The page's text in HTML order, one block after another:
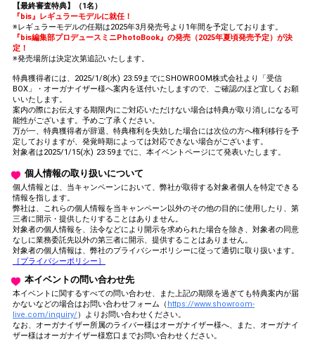
【最終審査特典】（1名）
『bis』レギュラーモデルに就任！
※レギュラーモデルの任期は2025年3月発売号より1年間を予定しております。
『bis編集部プロデュースミニPhotoBook』の発売（2025年夏頃発売予定）が決
定！
※発売場所は決定次第追記いたします。
特典獲得者には、2025/1/8(水) 23:59までにSHOWROOM株式会社より「受信
BOX」・オーガナイザー様へ案内を送付いたしますので、ご確認のほど宜しくお願
いいたします。
案内の際にお伝えする期限内にご対応いただけない場合は特典が取り消しになる可
能性がございます。予めご了承ください。
万が一、特典獲得者が辞退、特典権利を失効した場合には次位の方へ権利移行を予
定しておりますが、発覚時期によっては対応できない場合がございます。
対象者は2025/1/15(水) 23:59までに、本イベントページにて発表いたします。
個人情報の取り扱いについて
個人情報とは、当キャンペーンにおいて、弊社が取得する対象者個人を特定できる
情報を指します。
弊社は、これらの個人情報を当キャンペーン以外のその他の目的に使用したり、第
三者に開示・提供したりすることはありません。
対象者の個人情報を、法令などにより開示を求められた場合を除き、対象者の同意
なしに業務委託先以外の第三者に開示、提供することはありません。
対象者の個人情報は、弊社のプライバシーポリシーに従って適切に取り扱います。
［プライバシーポリシー］
本イベントの問い合わせ先
本イベントに関するすべての問い合わせ、また上記の期限を過ぎても特典案内が届
かないなどの場合はお問い合わせフォーム（https://www.showroom-
live.com/inquiry/）よりお問い合わせください。
なお、オーガナイザー所属のライバー様はオーガナイザー様へ、また、オーガナイ
ザー様はオーガナイザー様窓口までお問い合わせください。